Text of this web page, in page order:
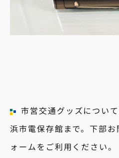
市営交通グッズについ
浜市電保存館まで。下部
ォームをご利用ください。